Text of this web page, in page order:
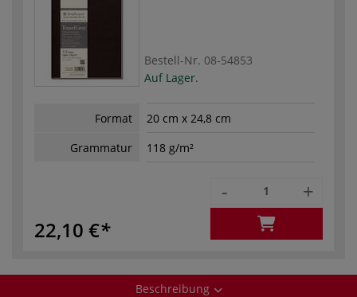
Bestell-Nr. 08-54853
Auf Lager.
Format
20 cm x 24,8 cm
Grammatur
118 g/m²
22,10 €
- +
Beschreibung